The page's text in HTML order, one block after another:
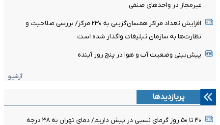
غیرمجاز در واحدهای صنفی
افزایش تعداد مراکز همسان‌گزینی به ۲۳۰ مرکز/ بررسی صلاحیت و
نظارت‌ها به سازمان تبلیغات واگذار شده است
پیش‌بینی وضعیت آب و هوا در پنج روز آینده
آرشیو
پربازدیدها
۴۰ تا ۵۰ روز گرمای نسبی در پیش داریم/ دمای تهران به ۳۸ درجه